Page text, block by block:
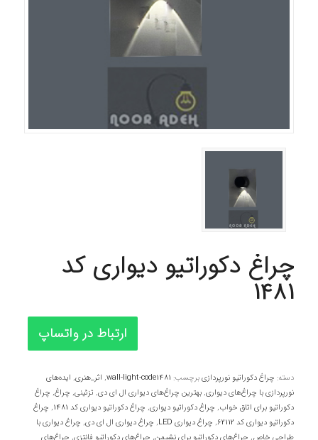
چراغ دکوراتیو دیواری کد
1481
ارتباط در واتساپ
دسته: چراغ دکوراتیو نورپردازی برچسب: wall-light-code1481
, اثر_هنری, ایده‌های
نورپردازی با چراغ‌های دیواری, بهترین چراغ‌های دیواری ال ای دی, تزئینی, چراغ, چراغ
دکوراتیو برای اتاق خواب, چراغ دکوراتیو دیواری, چراغ دکوراتیو دیواری کد 1481 , چراغ
دکوراتیو دیواری کد 62112
, چراغ دیواری LED , چراغ دیواری ال ای دی, چراغ دیواری با